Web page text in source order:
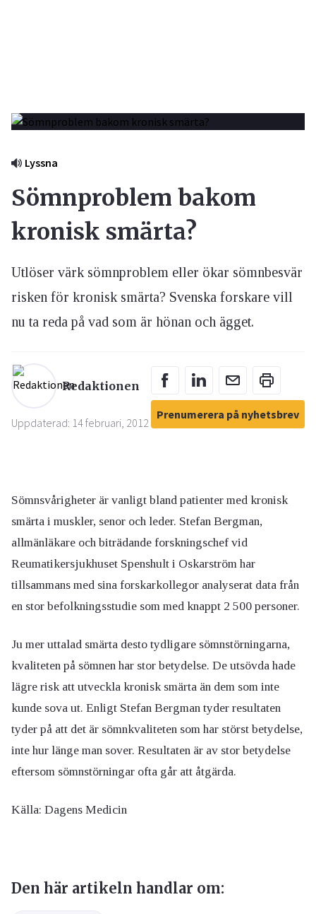
Lyssna
Sömnproblem bakom
kronisk smärta?
Utlöser värk sömnproblem eller ökar sömnbesvär
risken för kronisk smärta? Svenska forskare vill
nu ta reda på vad som är hönan och ägget.
Redaktionen
Uppdaterad: 14 februari, 2012
Prenumerera på nyhetsbrev
Sömnsvårigheter är vanligt bland patienter med kronisk
smärta i muskler, senor och leder. Stefan Bergman,
allmänläkare och biträdande forskningschef vid
Reumatikersjukhuset Spenshult i Oskarström har
tillsammans med sina forskarkollegor analyserat data från
en stor befolkningsstudie som med knappt 2 500 personer.
Ju mer uttalad smärta desto tydligare sömnstörningarna,
kvaliteten på sömnen har stor betydelse. De utsövda hade
lägre risk att utveckla kronisk smärta än dem som inte
kunde sova ut. Enligt Stefan Bergman tyder resultaten
tyder på att det är sömnkvaliteten som har störst betydelse,
inte hur länge man sover. Resultaten är av stor betydelse
eftersom sömnstörningar ofta går att åtgärda.
Källa: Dagens Medicin
Den här artikeln handlar om: